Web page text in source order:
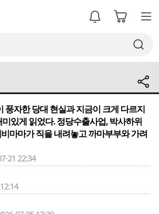
풍자한 당대 현실과 지금이 크게 다르지
있게 읽었다. 정당수출사업, 박사하위
마마가 직을 내려놓고 까마부부와 가려
21 22:34